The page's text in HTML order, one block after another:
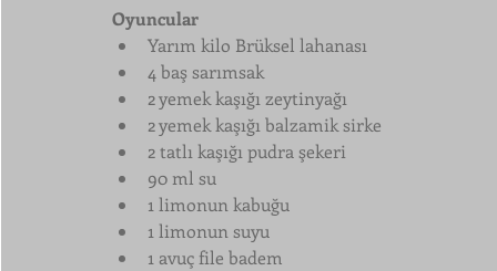
Oyuncular
Yarım kilo Brüksel lahanası
4 baş sarımsak
2 yemek kaşığı zeytinyağı
2 yemek kaşığı balzamik sirke
2 tatlı kaşığı pudra şekeri
90 ml su
1 limonun kabuğu
1 limonun suyu
1 avuç file badem